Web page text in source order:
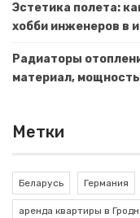
Эстетика полета:
хобби инженеров в
Радиаторы
материал,
Метки
Беларусь Германия
аренда квартиры в